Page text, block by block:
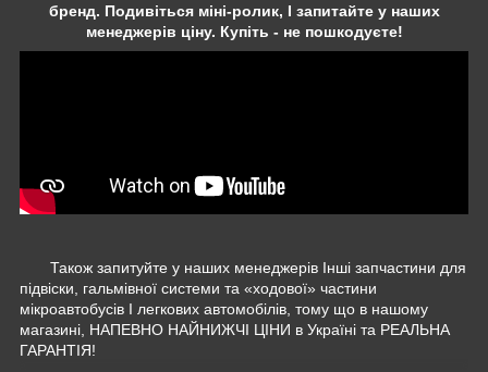
бренд. Подивіться міні-ролик, І запитайте у наших
менеджерів ціну. Купіть - не пошкодуєте!
Також запитуйте у наших менеджерів Інші запчастини для
підвіски, гальмівної системи та «ходової» частини
мікроавтобусів І легкових автомобілів, тому що в нашому
магазині, НАПЕВНО НАЙНИЖЧІ ЦІНИ в Україні та РЕАЛЬНА
ГАРАНТІЯ!